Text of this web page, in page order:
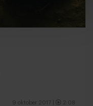
9 oktober 2017 2:08